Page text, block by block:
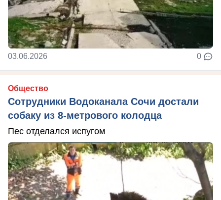
03.06.2026 0
Общество
Сотрудники Водоканала Сочи достали
собаку из 8-метрового колодца
Пес отделался испугом